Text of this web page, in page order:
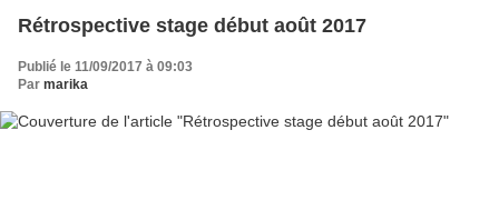
Rétrospective stage début août 2017
Publié le 11/09/2017 à 09:03
Par marika